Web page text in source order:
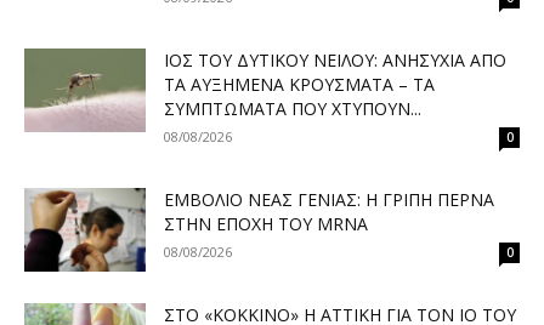
ΙΌΣ ΤΟΥ ΔΥΤΙΚΟΎ ΝΕΊΛΟΥ: ΑΝΗΣΥΧΊΑ ΑΠΌ
ΤΑ ΑΥΞΗΜΈΝΑ ΚΡΟΎΣΜΑΤΑ – ΤΑ
ΣΥΜΠΤΏΜΑΤΑ ΠΟΥ ΧΤΥΠΟΎΝ...
08/08/2026 0
ΕΜΒΌΛΙΟ ΝΈΑΣ ΓΕΝΙΆΣ: Η ΓΡΊΠΗ ΠΕΡΝΆ
ΣΤΗΝ ΕΠΟΧΉ ΤΟΥ MRNA
08/08/2026 0
ΣΤΟ «ΚΌΚΚΙΝΟ» Η ΑΤΤΙΚΉ ΓΙΑ ΤΟΝ ΙΌ ΤΟΥ